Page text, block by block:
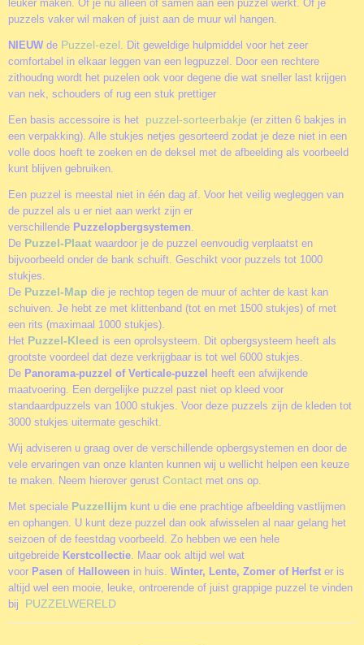
leuker maken. Of je nu alleen of samen aan een puzzel werkt. Of je
puzzels vaker wil maken of juist aan de muur wil hangen.
NIEUW de Puzzel-ezel. Dit geweldige hulpmiddel voor het zeer
comfortabel in elkaar leggen van een legpuzzel. Door een rechtere
zithoudng wordt het puzelen ook voor degene die wat sneller last krijgen
van nek, schouders of rug een stuk prettiger
Een basis accessoire is het puzzel-sorteerbakje (er zitten 6 bakjes in
een verpakking). Alle stukjes netjes gesorteerd zodat je deze niet in een
volle doos hoeft te zoeken en de deksel met de afbeelding als voorbeeld
kunt blijven gebruiken.
Een puzzel is meestal niet in één dag af. Voor het veilig wegleggen van
de puzzel als u er niet aan werkt zijn er
verschillende Puzzelopbergsystemen.
De Puzzel-Plaat waardoor je de puzzel eenvoudig verplaatst en
bijvoorbeeld onder de bank schuift. Geschikt voor puzzels tot 1000
stukjes.
De Puzzel-Map die je rechtop tegen de muur of achter de kast kan
schuiven. Je hebt ze met klittenband (tot en met 1500 stukjes) of met
een rits (maximaal 1000 stukjes).
Het Puzzel-Kleed is een oprolsysteem. Dit opbergsysteem heeft als
grootste voordeel dat deze verkrijgbaar is tot wel 6000 stukjes.
De Panorama-puzzel of Verticale-puzzel
heeft een afwijkende
maatvoering. Een dergelijke puzzel past niet op kleed voor
standaardpuzzels van 1000 stukjes. Voor deze puzzels zijn de kleden tot
3000 stukjes uitermate geschikt.
Wij adviseren u graag over de verschillende opbergsystemen en door de
vele ervaringen van onze klanten kunnen wij u wellicht helpen een keuze
te maken. Neem hierover gerust Contact met ons op.
Met speciale Puzzellijm kunt u die ene prachtige afbeelding vastlijmen
en ophangen. U kunt deze puzzel dan ook afwisselen al naar gelang het
seizoen of de feestdag voorbeeld. Zo hebben we een hele
uitgebreide Kerstcollectie. Maar ook altijd wel wat
voor Pasen of Halloween in huis. Winter, Lente, Zomer of Herfst er is
altijd wel een mooie, leuke, ontroerende of juist grappige puzzel te vinden
bij PUZZELWERELD